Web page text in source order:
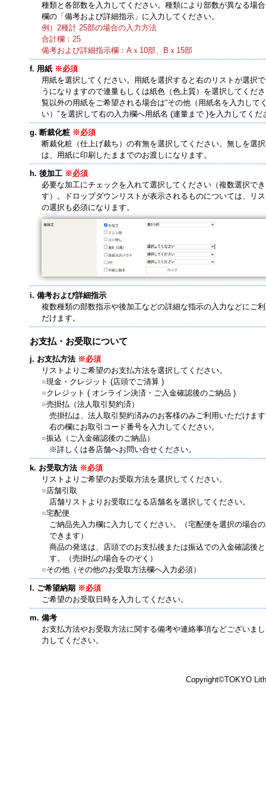
種類と各部数を入力してください。種類により部数が異なる場
欄の「備考および詳細指示」に入力してください。
例）2種計 25部の場合の入力方法
合計欄：25
備考および詳細指示欄：Aｘ10部、Bｘ15部
用紙 ※必須
用紙を選択してください。用紙を選択すると右のリストが選択
うになりますので連量もしくは紙色（色上質）を選択してくだ
覧以外の用紙をご希望される場合は“その他（用紙名を入力して
い）″を選択して右の入力欄へ用紙名 (連量まで )を入力してくだ
断裁化粧 ※必須
断裁化粧（仕上げ裁ち）の有無を選択してください。無しを選
は、用紙に印刷したままでのお渡しになります。
後加工 ※必須
必要な加工にチェックを入れて選択してください（複数選択で
す）。ドロップダウンリストが表示されるものについては、リ
の選択も必須になります。
備考および詳細指示
複数種類の部数指示や後加工などの詳細な指示の入力などにご
だけます。
お支払・お受取について
お支払方法 ※必須
リストよりご希望のお支払方法を選択してください。
■現金・クレジット (店頭でご清算 )
■クレジット ( オンライン決済・ご入金確認後のご納品 )
■売掛払（法人取引契約済）
売掛払は、法人取引契約済みのお客様のみご利用いただけま
右の欄にお取引コード番号を入力してください。
■振込（ご入金確認後のご納品）
※詳しくは各店舗へお問い合せください。
お受取方法 ※必須
リストよりご希望のお受取方法を選択してください。
■店舗引取
店舗リストよりお受取になる店舗名を選択してください。
■宅配便
ご納品先入力欄に入力してください。（宅配便を選択の場合
できます）
商品の発送は、店頭でのお支払後または振込での入金確認後
す。（売掛払の場合をのぞく）
■その他（その他のお受取方法欄へ入力必須）
ご希望納期 ※必須
ご希望のお受取日時を入力してください。
備考
お支払方法やお受取方法に関する備考や連絡事項などございま
力してください。
Copyright©TOKYO